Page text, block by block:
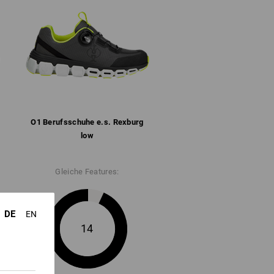
Bereichen für mehr Stabilität und
mit Mikrofaser-Fersenverstärkung
und herausnehmbare Einlegesohle
gedämpfte Gummi/Phylon-Sohle nach
bis ca. 70 °C
für weitere Informationen.
O1 Berufs­schuhe e.s. Rexburg
low
Gleiche Features:
14
DE EN